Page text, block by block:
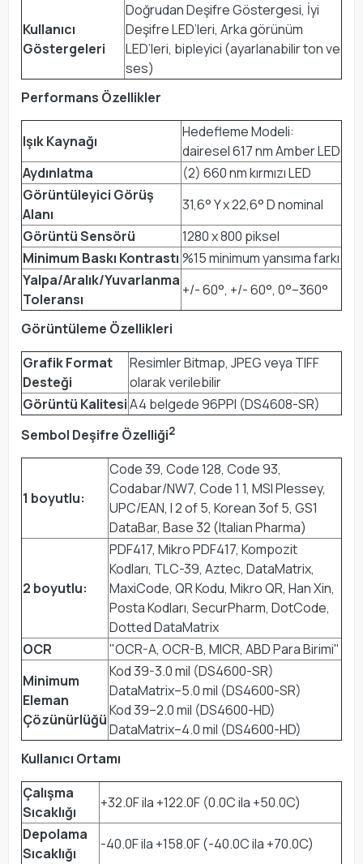
Kullanıcı
Göstergeleri
Doğrudan Deşifre Göstergesi, İyi
Deşifre LED’leri, Arka görünüm
LED’leri, bipleyici (ayarlanabilir ton ve
ses)
Performans Özellikler
Işık Kaynağı
Hedefleme Modeli:
dairesel 617 nm Amber LED
Aydınlatma
(2) 660 nm kırmızı LED
Görüntüleyici Görüş
Alanı
31,6° Y x 22,6° D nominal
Görüntü Sensörü
1280 x 800 piksel
Minimum Baskı Kontrastı %15 minimum yansıma farkı
Yalpa/Aralık/Yuvarlanma
Toleransı
+/- 60°, +/- 60°, 0°–360°
Görüntüleme Özellikleri
Grafik Format
Desteği
Resimler Bitmap, JPEG veya TIFF
olarak verilebilir
Görüntü KalitesiA4 belgede 96PPI (DS4608-SR)
Sembol Deşifre Özelliği2
1 boyutlu:
Code 39, Code 128, Code 93,
Codabar/NW7, Code 1 1, MSI Plessey,
UPC/EAN, I 2 of 5, Korean 3of 5, GS1
DataBar, Base 32 (Italian Pharma)
2 boyutlu:
PDF417, Mikro PDF417, Kompozit
Kodları, TLC-39, Aztec, DataMatrix,
MaxiCode, QR Kodu, Mikro QR, Han Xin,
Posta Kodları, SecurPharm, DotCode,
Dotted DataMatrix
OCR
"OCR-A, OCR-B, MICR, ABD Para Birimi"
Minimum
Eleman
Çözünürlüğü
Kod 39-3.0 mil (DS4600-SR)
DataMatrix–5.0 mil (DS4600-SR)
Kod 39–2.0 mil (DS4600-HD)
DataMatrix–4.0 mil (DS4600-HD)
Kullanıcı Ortamı
Çalışma
Sıcaklığı
+32.0F ila +122.0F (0.0C ila +50.0C)
Depolama
Sıcaklığı
-40.0F ila +158.0F (-40.0C ila +70.0C)